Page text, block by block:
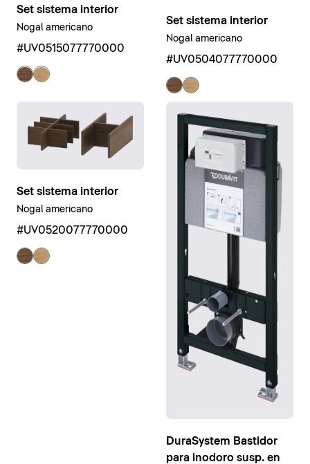
Set sistema interior
Nogal americano
#UV0515077770000
Set sistema interior
Nogal americano
#UV0504077770000
Set sistema interior
Nogal americano
#UV0520077770000
DuraSystem Bastidor
para inodoro susp. en